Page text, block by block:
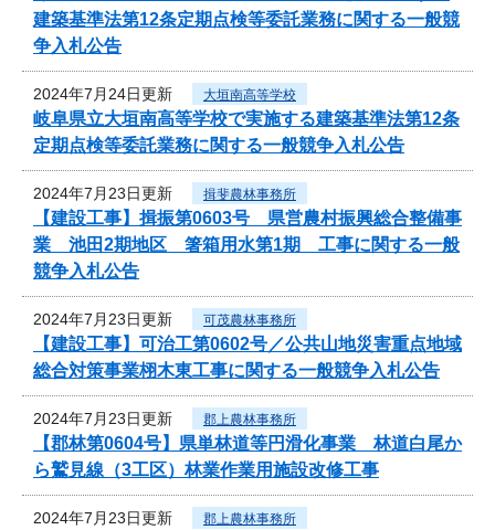
建築基準法第12条定期点検等委託業務に関する一般競
争入札公告
2024年7月24日更新 大垣南高等学校
岐阜県立大垣南高等学校で実施する建築基準法第12条
定期点検等委託業務に関する一般競争入札公告
2024年7月23日更新 揖斐農林事務所
【建設工事】揖振第0603号 県営農村振興総合整備事
業 池田2期地区 箸箱用水第1期 工事に関する一般
競争入札公告
2024年7月23日更新 可茂農林事務所
【建設工事】可治工第0602号／公共山地災害重点地域
総合対策事業栩木東工事に関する一般競争入札公告
2024年7月23日更新 郡上農林事務所
【郡林第0604号】県単林道等円滑化事業 林道白尾か
ら鷲見線（3工区）林業作業用施設改修工事
2024年7月23日更新 郡上農林事務所